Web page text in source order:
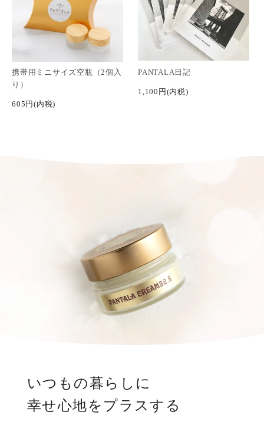
携帯用ミニサイズ空瓶（2個入
り）
605円(内税)
PANTALA日記
1,100円(内税)
いつもの暮らしに
幸せ心地をプラスする